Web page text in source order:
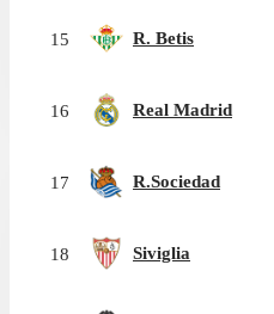
15 R. Betis
16 Real Madrid
17 R.Sociedad
18 Siviglia